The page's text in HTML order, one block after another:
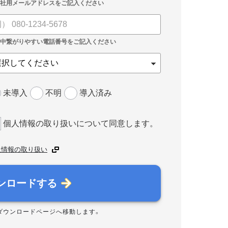
未導入 不明 導入済み
個人情報の取り扱いについて同意します。
報の取り扱い
ロードする
ウンロードページへ移動します。